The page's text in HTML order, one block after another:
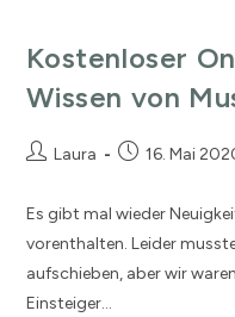
Kostenloser
Wissen von
Laura 16. Mai
Es gibt mal wieder
vorenthalten. Leider
aufschieben, aber wir
Einsteiger…